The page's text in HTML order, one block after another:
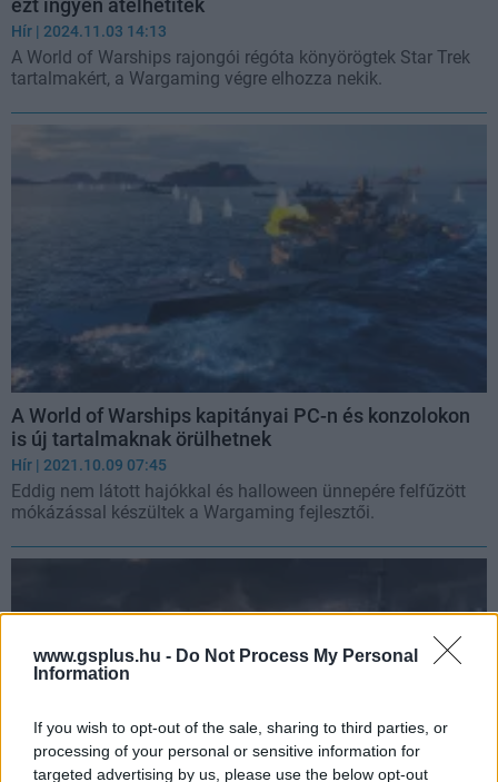
www.gsplus.hu - Do Not Process My Personal
Information
If you wish to opt-out of the sale, sharing to third parties, or
processing of your personal or sensitive information for
targeted advertising by us, please use the below opt-out
ezt ingyen átélhetitek
Hír | 2024.11.03 14:13
A World of Warships rajongói régóta könyörögtek Star Trek
tartalmakért, a Wargaming végre elhozza nekik.
A World of Warships kapitányai PC-n és konzolokon
is új tartalmaknak örülhetnek
Hír | 2021.10.09 07:45
Eddig nem látott hajókkal és halloween ünnepére felfűzött
mókázással készültek a Wargaming fejlesztői.